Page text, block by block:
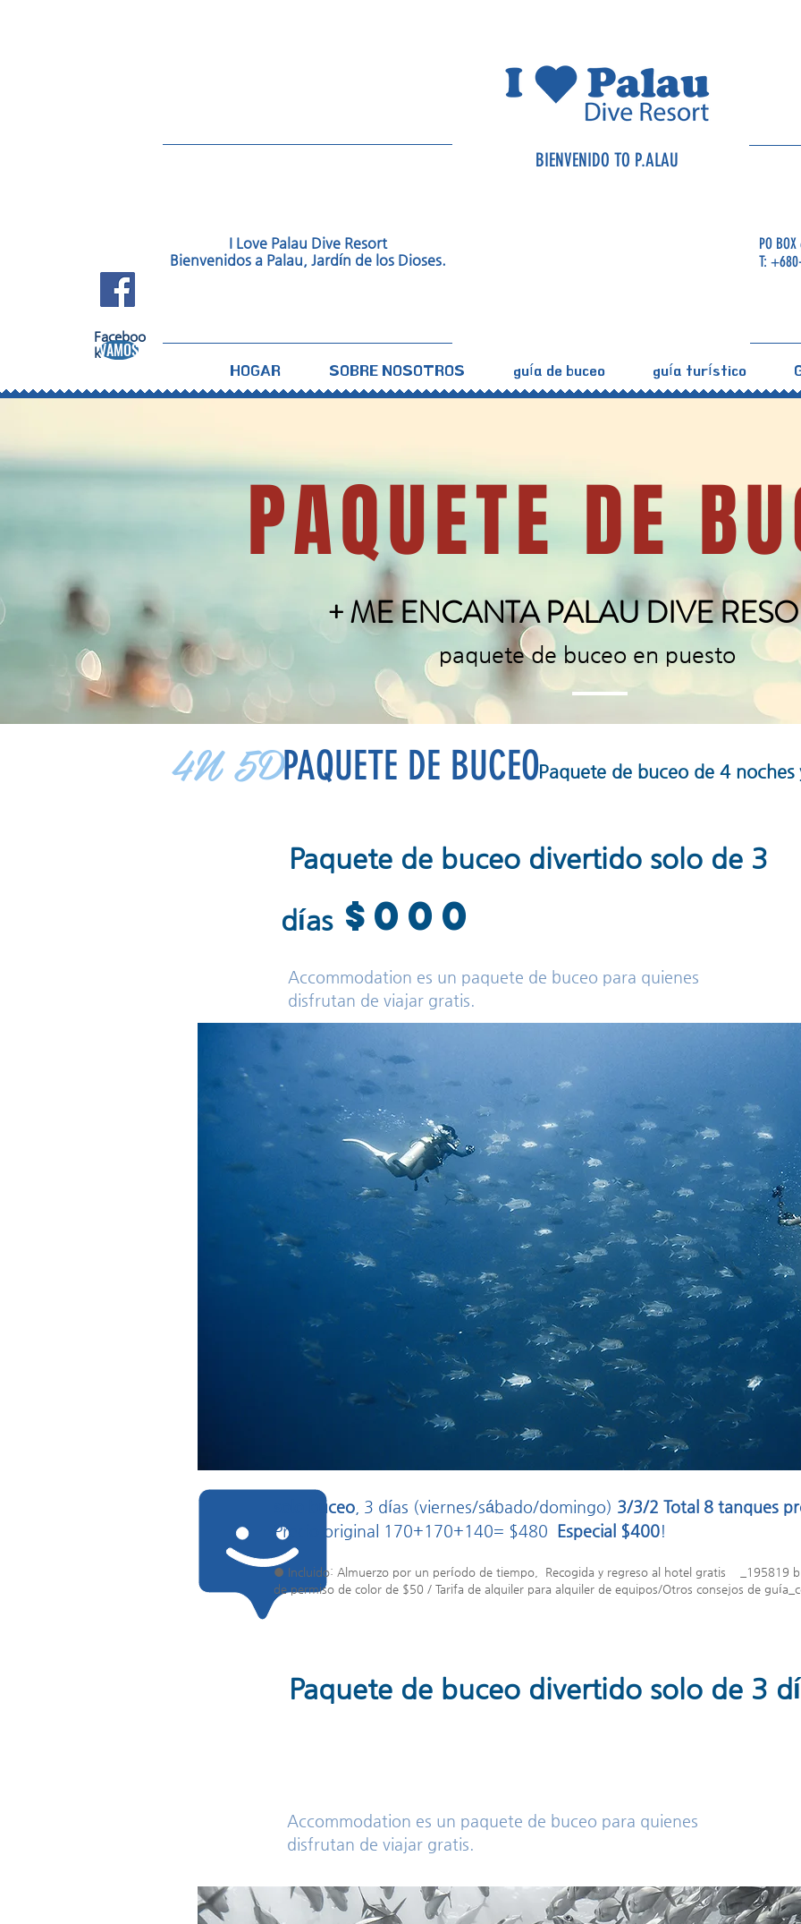
BIENVENIDO TO P.ALAU
Faceboo
k​VAMOS
I Love Palau Dive Resort
Bienvenidos a Palau, Jardín de los Dioses.
PO
T:
HOGAR SOBRE NOSOTROS guía de buceo guía turístico
PAQUETE DE
+ ME ENCANTA PALAU DIVE
paquete de buceo en puesto
PAQUETE DE BUCEO
4N 5D Paquete de buceo de 4 noches
Paquete de buceo divertido solo de 3
días $000
​Accommodation es un paquete de buceo para quienes
disfrutan de viajar gratis.
solo buceo , 3 días (viernes/sábado/domingo) 3/3/2 Total 8 tanques
Precio original 170+170+140= $480 Especial $400!
● Incluido: Almuerzo por un período de tiempo, Recogida y regreso al hotel gratis _195819
de permiso de color de $50 / Tarifa de alquiler para alquiler de equipos/Otros consejos de
Paquete de buceo divertido solo de 3
​Accommodation es un paquete de buceo para quienes
disfrutan de viajar gratis.